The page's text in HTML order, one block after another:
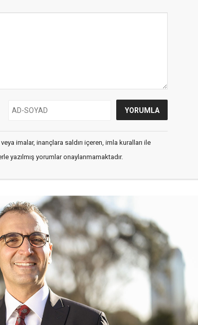
imalar, inançlara saldırı içeren, imla kuralları ile
yazılmış yorumlar onaylanmamaktadır.